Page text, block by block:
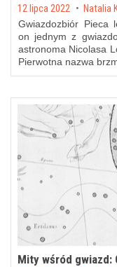
Posted on
12 lipca 2022 by Natalia
Gwiazdozbiór Pieca
on jednym z
astronoma Nicolasa
Pierwotna nazwa
Mity wśród gwiazd: